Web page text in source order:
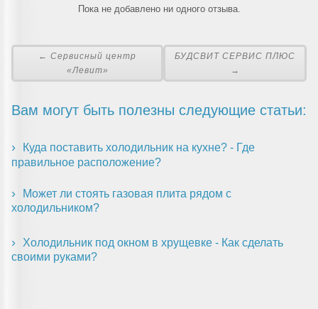
Пока не добавлено ни одного отзыва.
← Сервисный центр
«Левит»
БУДСВИТ СЕРВИС ПЛЮС
→
Вам могут быть полезны следующие статьи:
Куда поставить холодильник на кухне? - Где
правильное расположение?
Может ли стоять газовая плита рядом с
холодильником?
Холодильник под окном в хрущевке - Как сделать
своими руками?